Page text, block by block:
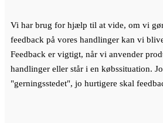
Vi har brug for hjælp til at vide, om vi
feedback på vores handlinger kan vi
Feedback er vigtigt, når vi anvender
handlinger eller står i en købssituation.
"gerningsstedet", jo hurtigere skal